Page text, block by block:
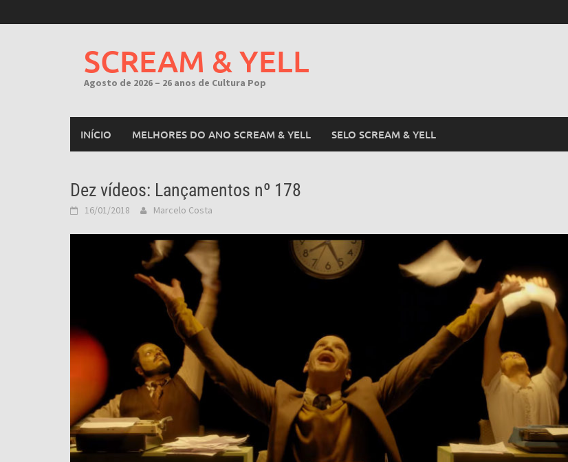
to
SCREAM & YELL
Agosto de 2026 – 26 anos de Cultura Pop
INÍCIO MELHORES DO ANO SCREAM & YELL SELO SCREAM & YELL
Dez vídeos: Lançamentos nº 178
16/01/2018 Marcelo Costa